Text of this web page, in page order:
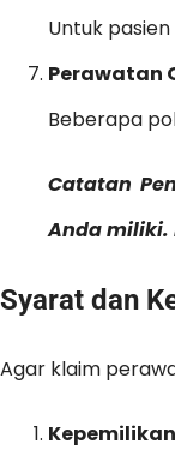
Untuk
Perawatan
Beberapa
Catatan
Anda miliki.
Syarat dan
Agar klaim